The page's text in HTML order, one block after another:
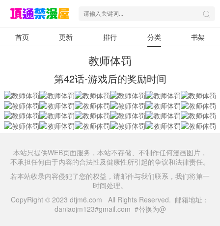
首页 更新 排行 分类 书架
教师体罚
第42话-游戏后的奖励时间
本站只提供WEB页面服务，本站不存储、不制作任何漫画图片，
不承担任何由于内容的合法性及健康性所引起的争议和法律责任。
若本站收录内容侵犯了您的权益，请邮件与我们联系，我们将第一
时间处理。
CopyRight © 2023 dtjm6.com All Rights Reserved. 邮箱地址：
daniaojm123#gmail.com #替换为@